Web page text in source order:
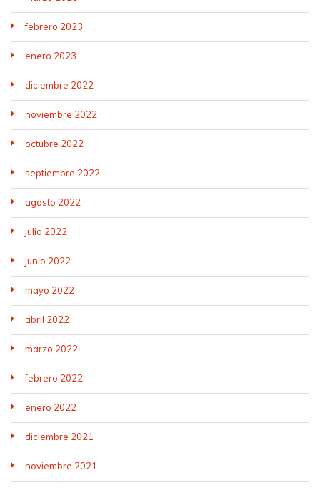
febrero 2023
enero 2023
diciembre 2022
noviembre 2022
octubre 2022
septiembre 2022
agosto 2022
julio 2022
junio 2022
mayo 2022
abril 2022
marzo 2022
febrero 2022
enero 2022
diciembre 2021
noviembre 2021